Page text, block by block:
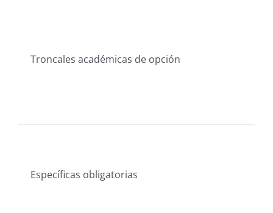
Troncales académicas de opción
Específicas obligatorias